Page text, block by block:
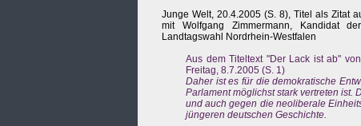
Junge Welt, 20.4.2005 (S. 8), Titel als Zitat
mit Wolfgang Zimmermann, Kandidat
Landtagswahl Nordrhein-Westfalen
Aus dem Titeltext "Der Lack ist ab"
Freitag, 8.7.2005 (S. 1)
Daher ist es für die demokratische
Parlament möglichst stark vertreten ist.
und auch gegen die neoliberale
jüngeren deutschen Geschichte.